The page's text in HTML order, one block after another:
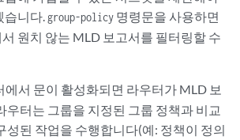
습니다. group-policy 명령문을 사용하면
원치 않는 MLD 보고서를 필터링할 수
에서 문이 활성화되면 라우터가 MLD 보
우터는 그룹을 지정된 그룹 정책과 비교
성된 작업을 수행합니다(예: 정책이 정의